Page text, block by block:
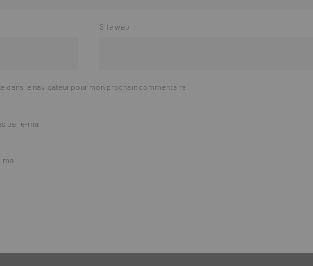
Site web
dans le navigateur pour mon prochain commentaire.
par e-mail.